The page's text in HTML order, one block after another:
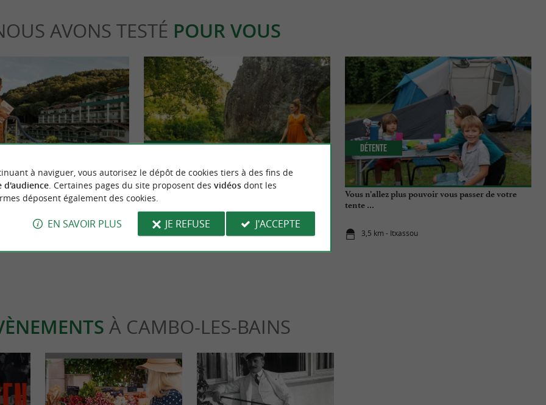
AVONS TESTÉ POUR VOUS
Cambo-les-Bains : les bienfaits
douce, naturelle et locale
Balade entre nature et légende basque : le « Pas
3,5 km - Itxassou
Sportive
Vous n’allez plus pouvoir vous passer de votre
tente …
3,5 km - Itxassou
Détente
À CAMBO-LES-BAINS
à naviguer, vous autorisez le dépôt de cookies tiers à des fins de
d'audience. Certaines pages du site proposent des vidéosdont les
déposent également des cookies.
EN SAVOIR PLUS JE REFUSE J'ACCEPTE